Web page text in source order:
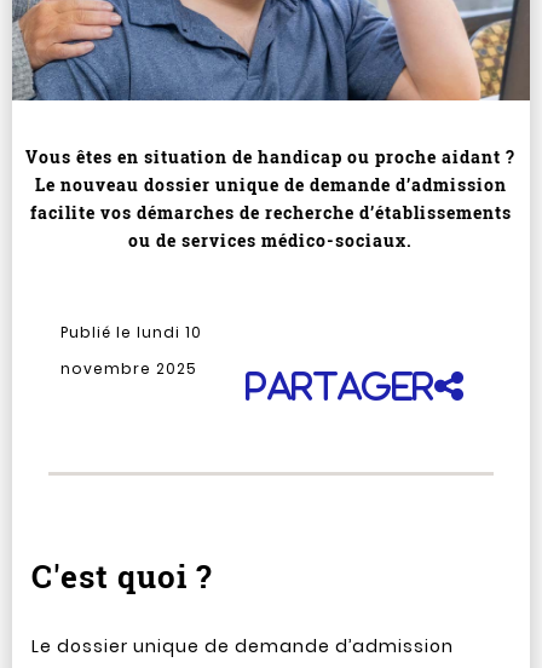
Vous êtes en situation de handicap ou proche aidant ?
Le nouveau dossier unique de demande d’admission
facilite vos démarches de recherche d’établissements
ou de services médico-sociaux.
Publié le lundi 10
novembre 2025
Partager
C'est quoi ?
Le dossier unique de demande d’admission